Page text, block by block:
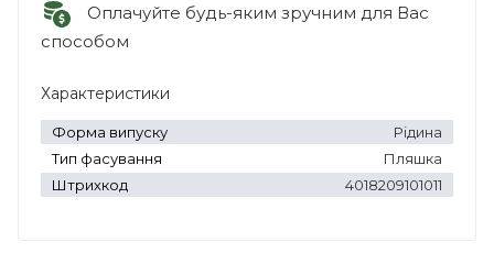
Оплачуйте будь-яким зручним для Вас
способом
Характеристики
Форма випуску
Рідина
Тип фасування
Пляшка
Штрихкод
4018209101011